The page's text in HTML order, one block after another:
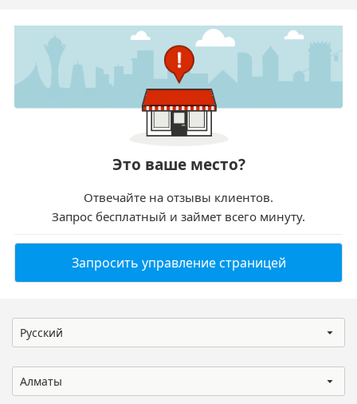
Это ваше место?
Отвечайте на отзывы клиентов.
Запрос бесплатный и займет всего минуту.
Запросить управление страницей
Русский
Алматы